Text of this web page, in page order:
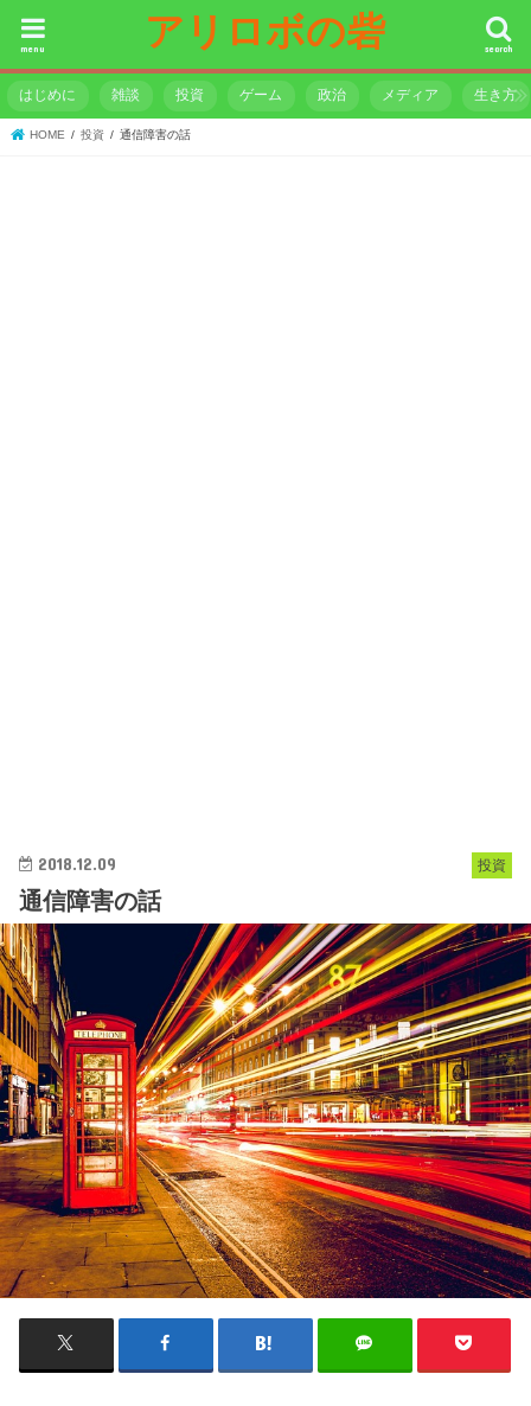
アリロボの砦 search
menu
はじめに 雑談 投資 ゲーム 政治 メディア 生き方
HOME 投資 通信障害の話
投資
2018.12.09
通信障害の話